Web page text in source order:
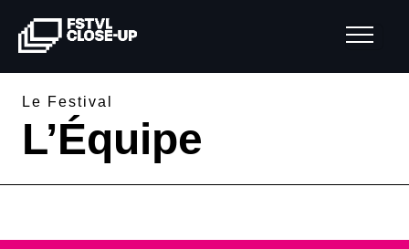
Le Festival
L’Équipe